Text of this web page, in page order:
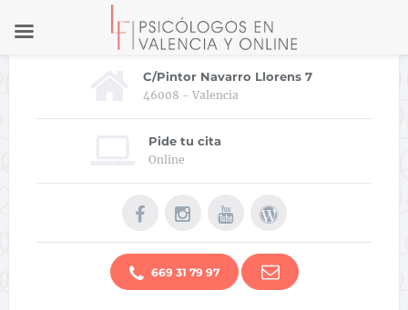
C/Pintor Navarro Llorens 7
46008 - Valencia
Pide tu cita
Online
669 31 79 97